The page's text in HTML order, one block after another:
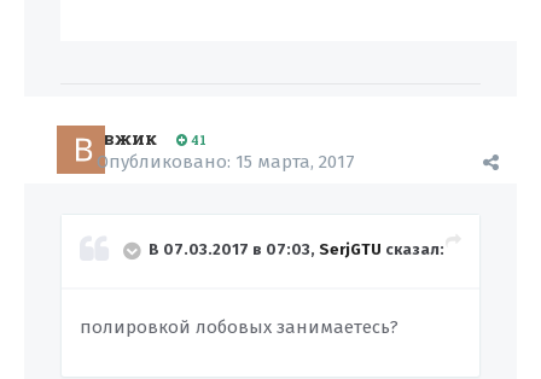
вжик 41
Опубликовано: 15 марта, 2017
В 07.03.2017 в 07:03, SerjGTU сказал:
полировкой лобовых занимаетесь?